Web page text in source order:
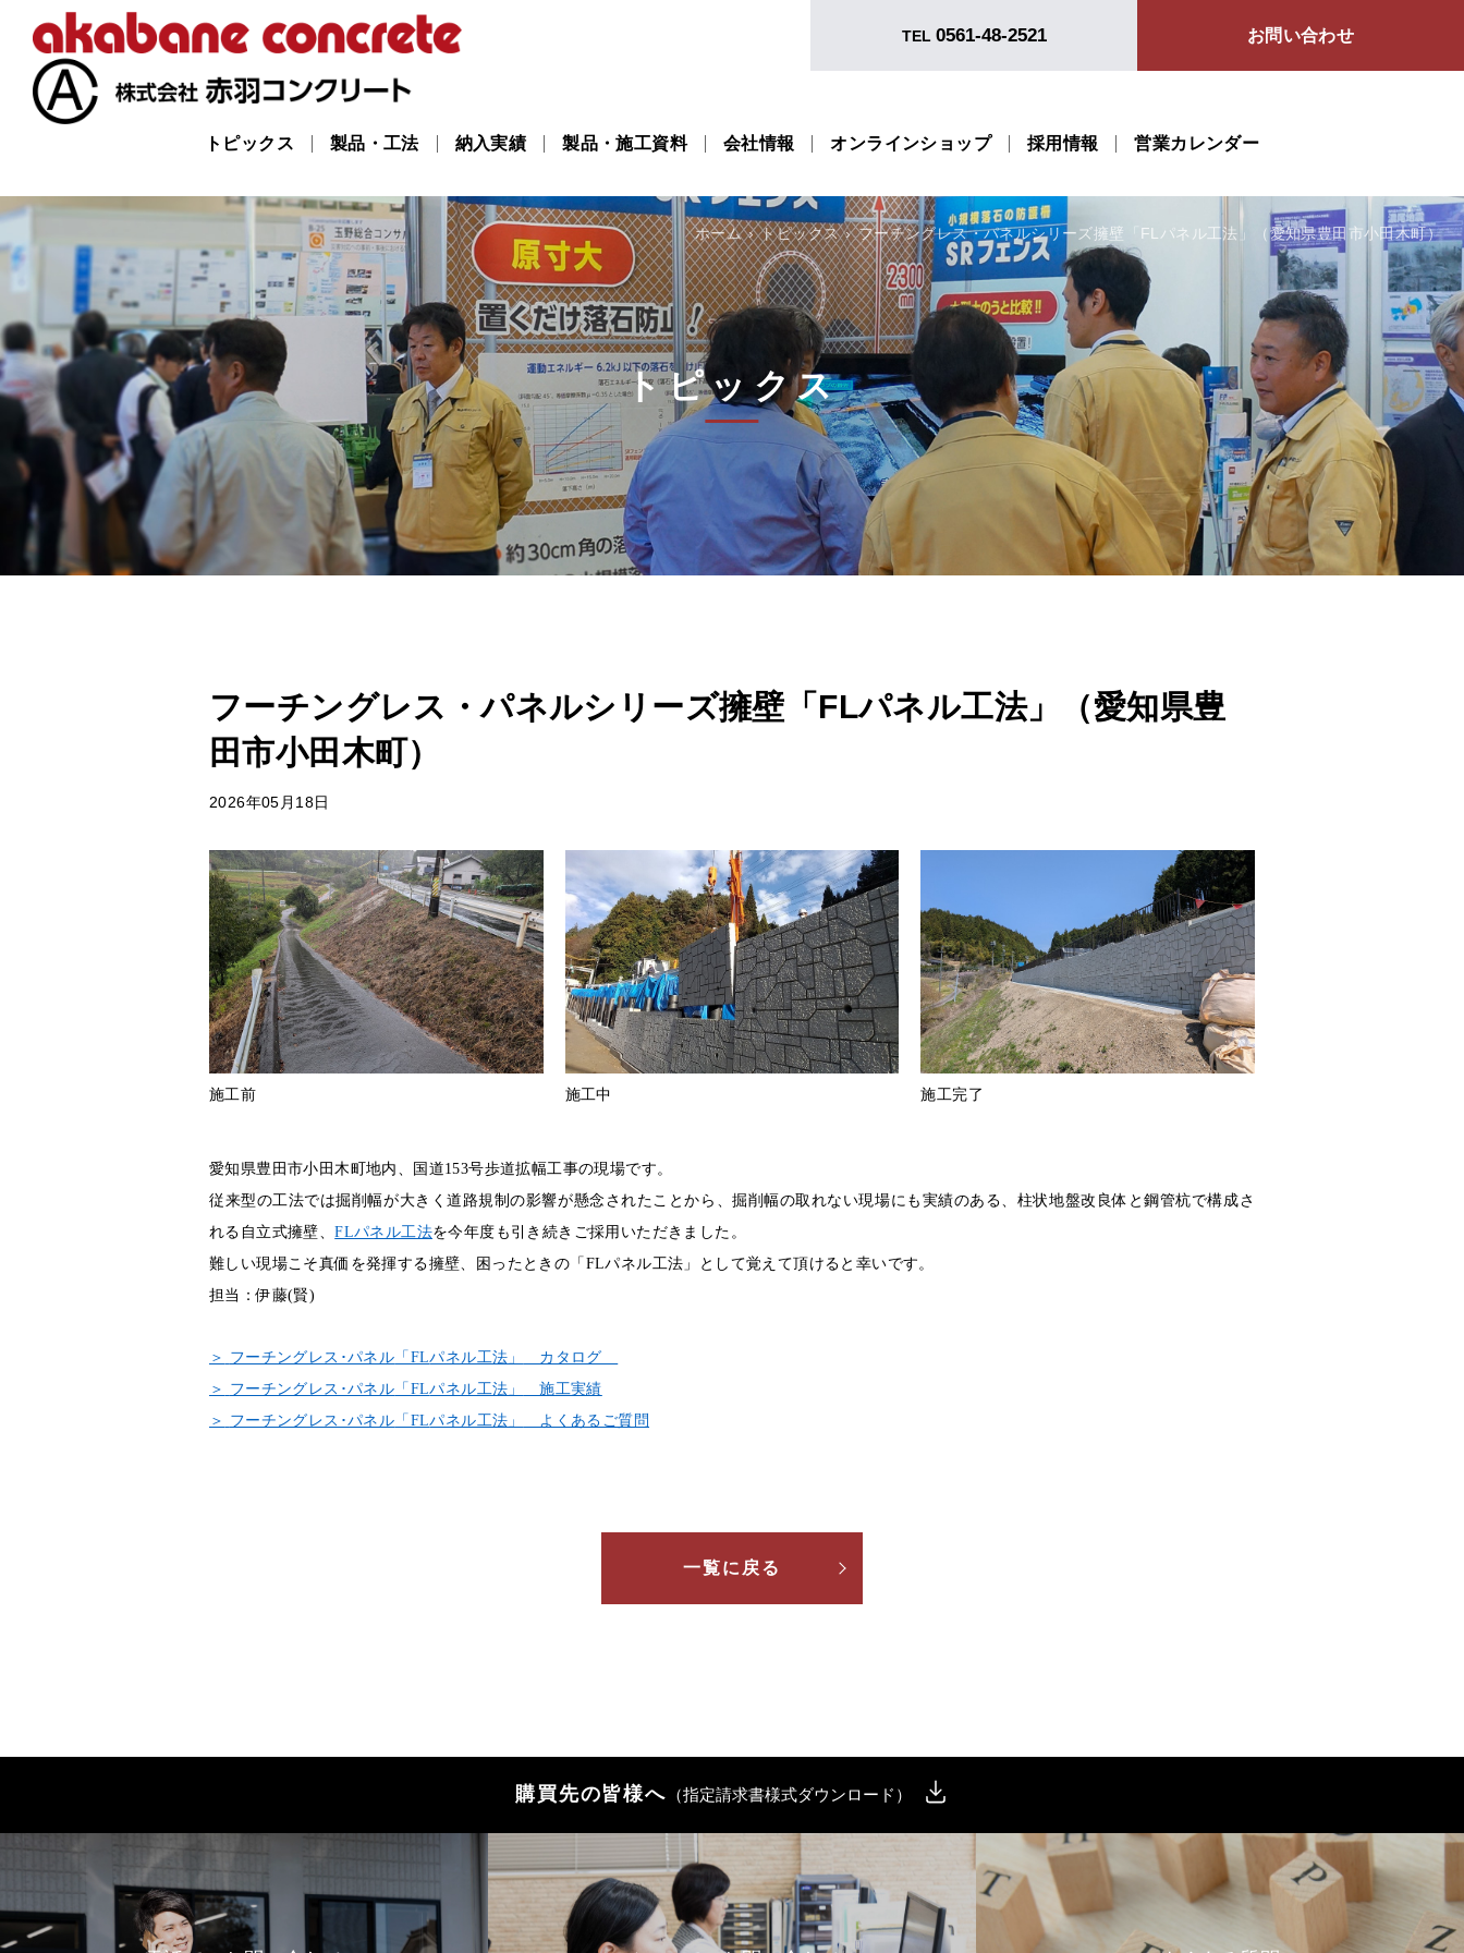
TEL 0561-48-2521 お問い合わせ
トピックス 製品・工法 納入実績 製品・施工資料 会社情報 オンラインショップ 採用情報 営業カレンダー
ホーム トピックス フーチングレス・パネルシリーズ擁壁「FLパネル工法」（愛知県豊田市小田木町）
トピックス
フーチングレス・パネルシリーズ擁壁「FLパネル工法」（愛知県豊
田市小田木町）
2026年05月18日
施工前 施工中 施工完了
愛知県豊田市小田木町地内、国道153号歩道拡幅工事の現場です。
従来型の工法では掘削幅が大きく道路規制の影響が懸念されたことから、掘削幅の取れない現場にも実績のある、柱状地盤改良体と鋼管杭で構成さ
れる自立式擁壁、FLパネル工法を今年度も引き続きご採用いただきました。
難しい現場こそ真価を発揮する擁壁、困ったときの「FLパネル工法」として覚えて頂けると幸いです。
担当：伊藤(賢)
＞ フーチングレス･パネル 「FLパネル工法」
カタログ
＞ フーチングレス･パネル 「FLパネル工法」
施工実績
＞ フーチングレス･パネル 「FLパネル工法」 よくあるご質問
一覧に戻る
購買先の皆様へ （指定請求書様式ダウンロード）